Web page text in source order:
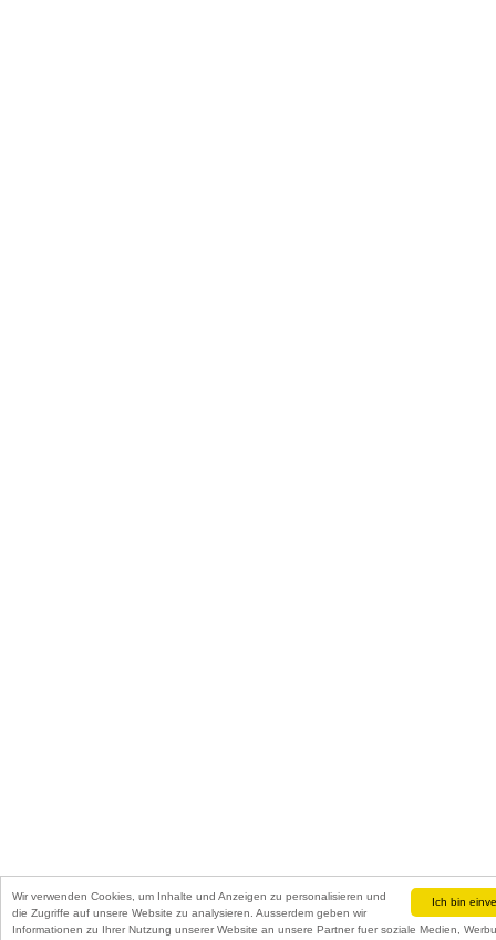
Ich bin
Wir verwenden Cookies, um Inhalte und Anzeigen zu personalisieren und
die Zugriffe auf unsere Website zu analysieren. Ausserdem geben wir
Informationen zu Ihrer Nutzung unserer Website an unsere Partner fuer soziale Medien,